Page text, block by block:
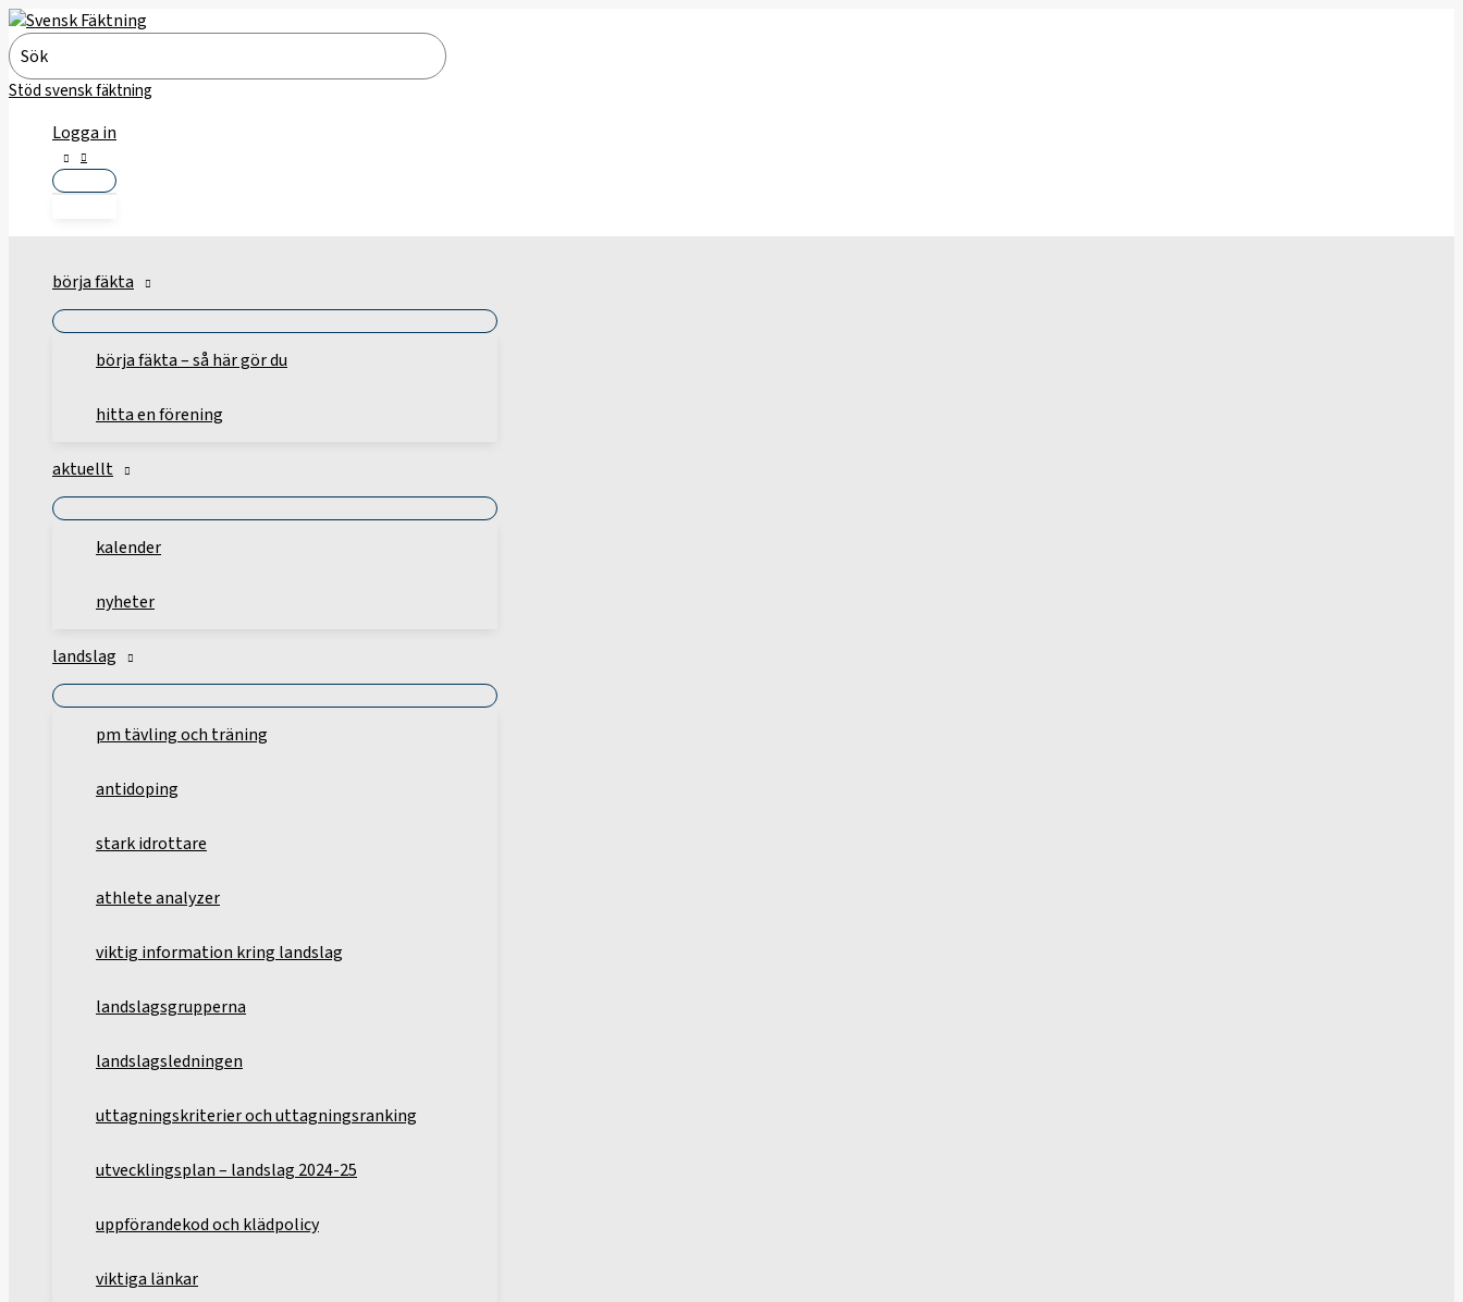
Hoppa
till
innehåll
Search
for:
Stöd svensk fäktning
Logga in
börja fäkta
börja fäkta – så här gör du
hitta en förening
aktuellt
kalender
nyheter
landslag
pm tävling och träning
antidoping
stark idrottare
athlete analyzer
viktig information kring landslag
landslagsgrupperna
landslagsledningen
uttagningskriterier och uttagningsranking
utvecklingsplan – landslag 2024-25
uppförandekod och klädpolicy
viktiga länkar